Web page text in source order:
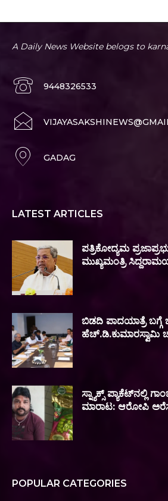
A Daily News Website belogs to
9448326533
GADAG
LATEST ARTICLES
ಪತ್ರಿಕೋದ್ಯಮ
ಮುಖ್ಯಮಂತ್ರಿ
ಬಿಡದಿ ಪಾದಯಾತ್ರೆ
ಹೆಚ್.ಡಿ.ಕುಮಾರಸ್ವಾಮಿ
ಸ್ನ್ಯಾಕ್ಸ್ ಪ್ಯಾಕೆಟ್‌ನಲ್ಲಿ
ಮಾರಾಟ: ಆರೋಪಿ
POPULAR CATEGORIES